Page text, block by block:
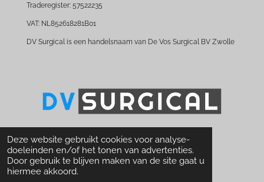
Deze website gebruikt cookies voor analyse-
doeleinden en/of het tonen van advertenties.
Door gebruik te blijven maken van de site gaat u
hiermee akkoord.
Traderegister: 57522235
VAT: NL852618281B01
DV Surgical is een handelsnaam van De Vos Surgical BV Zwolle
© 2016 - 2026 Dvsurgical.nl